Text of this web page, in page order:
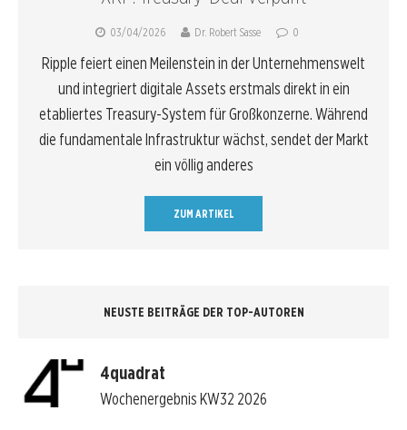
03/04/2026 Dr. Robert Sasse 0
Ripple feiert einen Meilenstein in der Unternehmenswelt
und integriert digitale Assets erstmals direkt in ein
etabliertes Treasury-System für Großkonzerne. Während
die fundamentale Infrastruktur wächst, sendet der Markt
ein völlig anderes
ZUM ARTIKEL
NEUSTE BEITRÄGE DER TOP-AUTOREN
4quadrat
Wochenergebnis KW32 2026